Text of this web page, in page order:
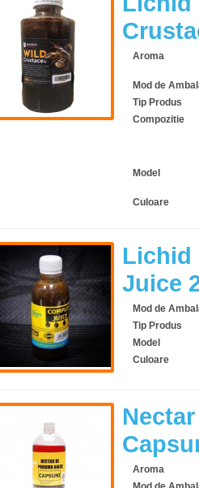
Aroma
Mod de
Tip Produs
Compozitie
Model
Culoare
Lichid
Juice
Mod de
Tip Produs
Model
Culoare
Aroma